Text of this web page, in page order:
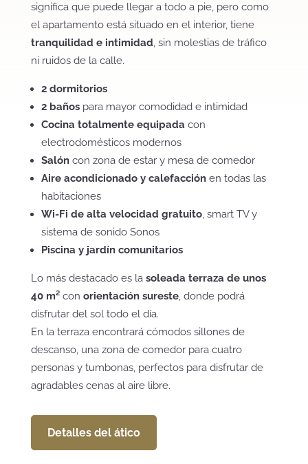
significa que puede llegar a todo a pie, pero como
el apartamento está situado en el interior, tiene
tranquilidad e intimidad, sin molestias de tráfico
ni ruidos de la calle.
2 dormitorios
2 bañospara mayor comodidad e intimidad
Cocina totalmente equipadacon
electrodomésticos modernos
Salóncon zona de estar y mesa de comedor
Aire acondicionado y calefacciónen todas las
habitaciones
Wi-Fi de alta velocidad gratuito, smart TV y
sistema de sonido Sonos
Piscina y jardín comunitarios
Lo más destacado es la soleada terraza de unos
40 m²con orientación sureste, donde podrá
disfrutar del sol todo el día.
En la terraza encontrará cómodos sillones de
descanso, una zona de comedor para cuatro
personas y tumbonas, perfectos para disfrutar de
agradables cenas al aire libre.
Detalles del ático